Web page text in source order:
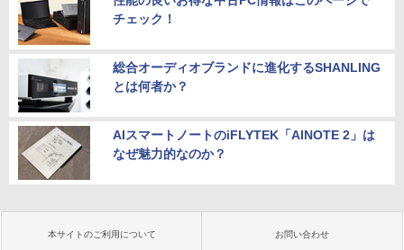
チェック！
総合オーディオブランドに進化するSHANLING
とは何者か？
AIスマートノートのiFLYTEK「AINOTE 2」は
なぜ魅力的なのか？
本サイトのご利用について お問い合わせ